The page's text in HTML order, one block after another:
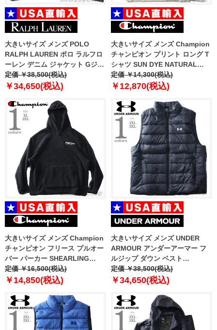
大きいサイズ メンズ POLO
RALPH LAUREN ポロ ラルフロ
ーレン デニム ジャケット Gジャ
ン USA直輸入 710673235-001
定価 ￥38,500(税込)
￥34,650(税込)
大きいサイズ メンズ Champion
チャンピオン プリント ロング T
シャツ SUN DYE NATURAL
USA直輸入 s03715-5861
定価 ￥14,300(税込)
￥12,870(税込)
大きいサイズ メンズ Champion
チャンピオン フリース プルオー
バー パーカー SHEARLING
HOODIE USA直輸入 s90228-
5865ab
定価 ￥16,500(税込)
￥14,850(税込)
大きいサイズ メンズ UNDER
ARMOUR アンダーアーマー フ
ルジップ ダウン ベスト
LEGEND DOWN VEST USA直輸
入 1385838-001
定価 ￥38,500(税込)
￥34,650(税込)